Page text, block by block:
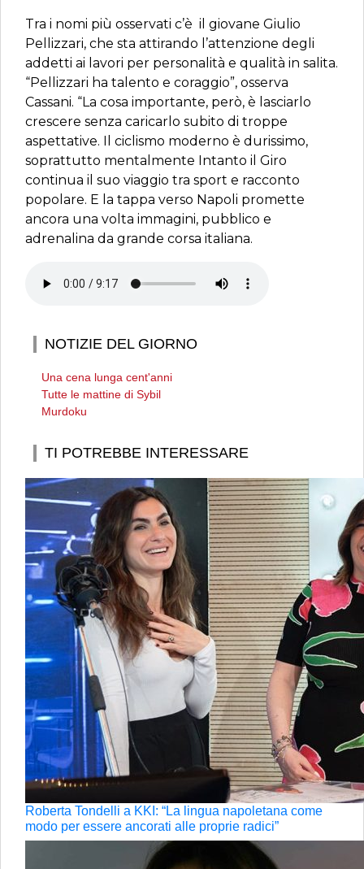
Tra i nomi più osservati c’è il giovane Giulio
Pellizzari, che sta attirando l’attenzione degli
addetti ai lavori per personalità e qualità in salita.
“Pellizzari ha talento e coraggio”, osserva
Cassani. “La cosa importante, però, è lasciarlo
crescere senza caricarlo subito di troppe
aspettative. Il ciclismo moderno è durissimo,
soprattutto mentalmente Intanto il Giro
continua il suo viaggio tra sport e racconto
popolare. E la tappa verso Napoli promette
ancora una volta immagini, pubblico e
adrenalina da grande corsa italiana.
NOTIZIE DEL GIORNO
Una cena lunga cent'anni
Tutte le mattine di Sybil
Murdoku
TI POTREBBE INTERESSARE
Roberta Tondelli a KKI: “La lingua napoletana come
modo per essere ancorati alle proprie radici”